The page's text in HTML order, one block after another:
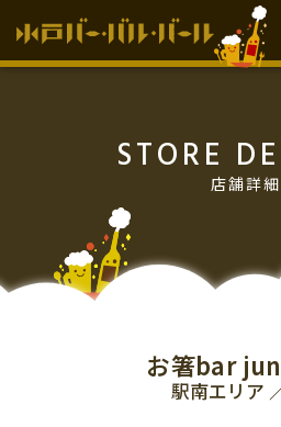
お知ら
過去
チケッ
参加店舗
STORE
店舗詳細
お箸bar
駅南エリア